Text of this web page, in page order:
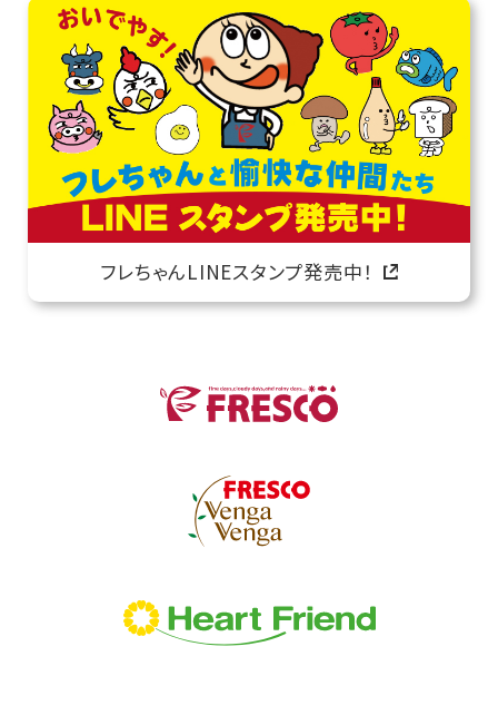
フレちゃんLINEスタンプ発売中！